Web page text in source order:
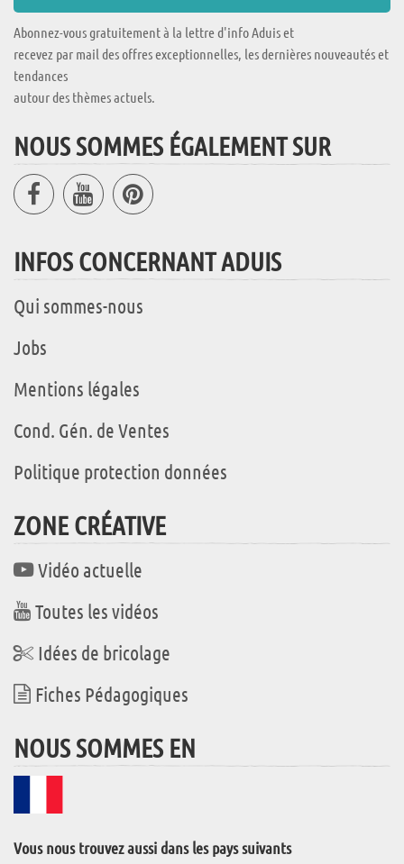
Abonnez-vous gratuitement à la lettre d'info Aduis et
recevez par mail des offres exceptionnelles, les dernières nouveautés et
tendances
autour des thèmes actuels.
NOUS SOMMES ÉGALEMENT SUR
INFOS CONCERNANT ADUIS
Qui sommes-nous
Jobs
Mentions légales
Cond. Gén. de Ventes
Politique protection données
ZONE CRÉATIVE
Vidéo actuelle
Toutes les vidéos
Idées de bricolage
Fiches Pédagogiques
NOUS SOMMES EN
Vous nous trouvez aussi dans les pays suivants